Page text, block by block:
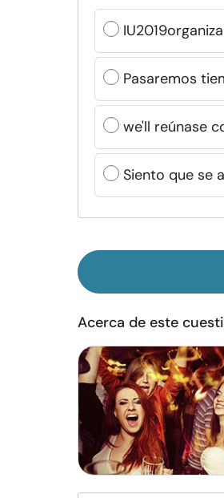
Pasaremos
we'll reúnase
Siento que se
Acerca de este